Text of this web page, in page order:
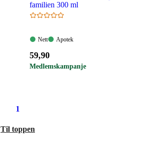
familien 300 ml
Nett:
Nett
Apotek:
Apotek
Pris:
59,90
59,90
Medlemskampanje
1
Til toppen